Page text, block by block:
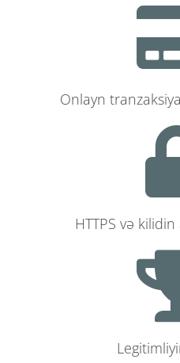
Onlayn
HTTPS və